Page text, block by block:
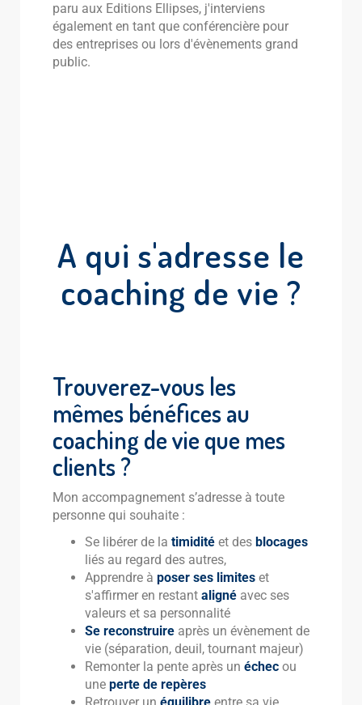
paru aux Editions Ellipses, j'interviens
également en tant que conférencière pour
des entreprises ou lors d'évènements grand
public.
A qui s'adresse le
coaching de vie ?
Trouverez-vous les
mêmes bénéfices au
coaching de vie que mes
clients ?
Mon accompagnement s’adresse à toute
personne qui souhaite :
Se libérer de la timidité et des blocages
liés au regard des autres,
Apprendre à poser ses limites et
s'affirmer en restant aligné avec ses
valeurs et sa personnalité
Se reconstruire après un évènement de
vie (séparation, deuil, tournant majeur)
Remonter la pente après un échec ou
une perte de repères